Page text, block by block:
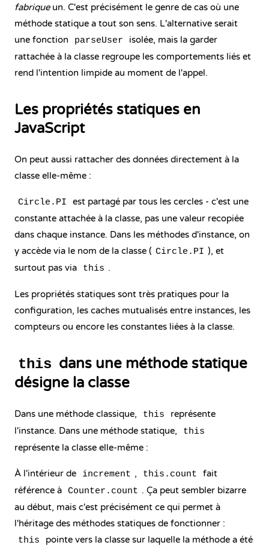
fabriqueun. C'est précisément le genre de cas où une
méthode statique a tout son sens. L'alternative serait
une fonction
parseUser
isolée, mais la garder
rattachée à la classe regroupe les comportements liés et
rend l'intention limpide au moment de l'appel.
Les propriétés statiques en
JavaScript
On peut aussi rattacher des données directement à la
classe elle-même :
Circle.PI
est partagé par tous les cercles - c'est une
constante attachée à la classe, pas une valeur recopiée
dans chaque instance. Dans les méthodes d'instance, on
y accède via le nom de la classe ( Circle.PI ), et
surtout pas via
this .
Les propriétés statiques sont très pratiques pour la
configuration, les caches mutualisés entre instances, les
compteurs ou encore les constantes liées à la classe.
this dans une méthode statique
désigne la classe
Dans une méthode classique, this
représente
l'instance. Dans une méthode statique,
this
représente la classe elle-même :
À l'intérieur de increment , this.count
fait
référence à Counter.count . Ça peut sembler bizarre
au début, mais c'est précisément ce qui permet à
l'héritage des méthodes statiques de fonctionner :
this
pointe vers la classe sur laquelle la méthode a été